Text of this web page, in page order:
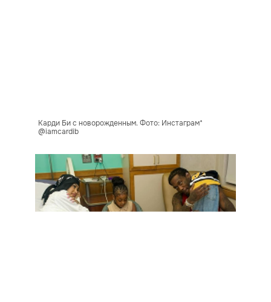
Карди Би с новорожденным. Фото: Инстаграм*
@iamcardib